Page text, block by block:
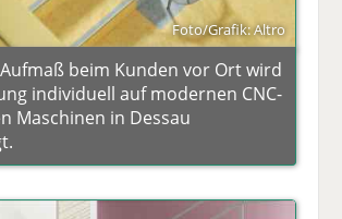
Foto/Grafik: Altro
beim Kunden vor Ort wird
individuell auf modernen CNC-
Maschinen in Dessau